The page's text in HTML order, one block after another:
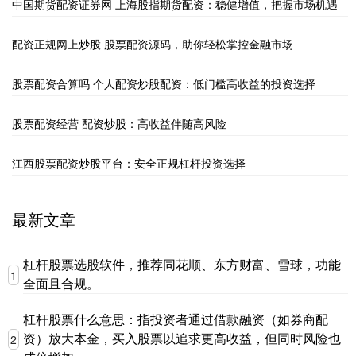
中国期货配资证券网 上海股指期货配资：稳健增值，把握市场机遇
配资正规网上炒股 股票配资源码，助你轻松掌控金融市场
股票配资合算吗 个人配资炒股配资：低门槛高收益的投资选择
股票配资经营 配资炒股：高收益伴随高风险
江西股票配资炒股平台：安全正规杠杆投资选择
最新文章
1
杠杆股票选股软件，推荐同花顺、东方财富、雪球，功能
全面且合规。
2
杠杆股票什么意思：指投资者通过借款融资（如券商配
资）放大本金，买入股票以追求更高收益，但同时风险也